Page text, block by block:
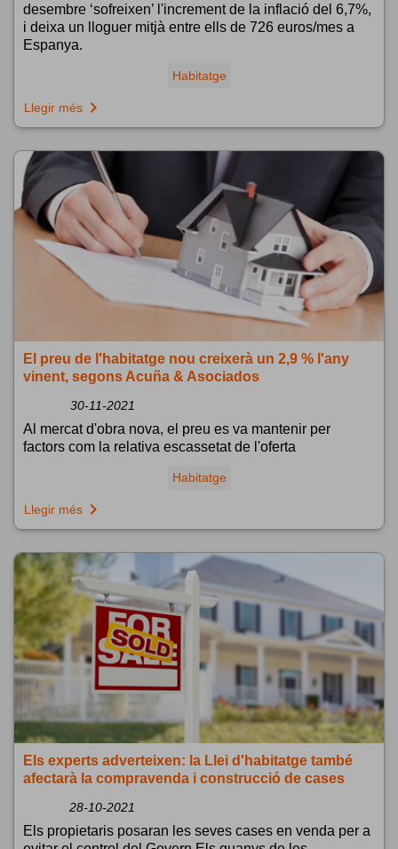
desembre ‘sofreixen’ l'increment de la inflació del 6,7%,
i deixa un lloguer mitjà entre ells de 726 euros/mes a
Espanya.
Habitatge
Llegir més navigate_next
El preu de l'habitatge nou creixerà un 2,9 % l'any
vinent, segons Acuña & Asociados
30-11-2021
Al mercat d'obra nova, el preu es va mantenir per
factors com la relativa escassetat de l'oferta
Habitatge
Llegir més navigate_next
Els experts adverteixen: la Llei d'habitatge també
afectarà la compravenda i construcció de cases
28-10-2021
Els propietaris posaran les seves cases en venda per a